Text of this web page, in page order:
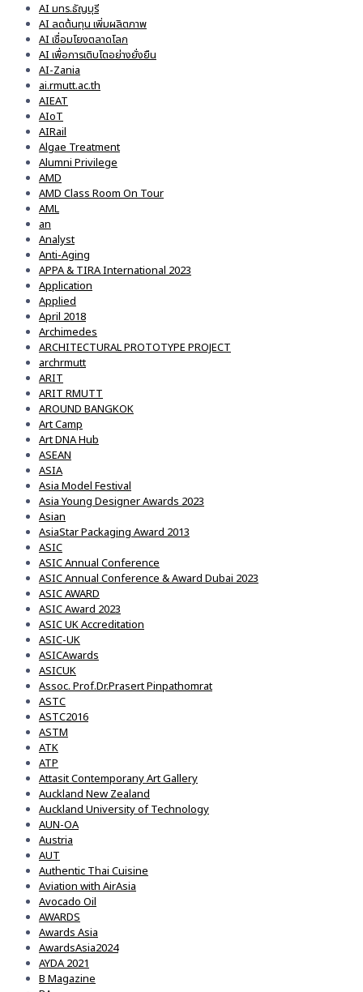
AI มทร.ธัญบุรี
AI ลดต้นทุน เพิ่มผลิตภาพ
AI เชื่อมโยงตลาดโลก
AI เพื่อการเติบโตอย่างยั่งยืน
AI-Zania
ai.rmutt.ac.th
AIEAT
AIoT
AIRail
Algae Treatment
Alumni Privilege
AMD
AMD Class Room On Tour
AML
an
Analyst
Anti-Aging
APPA & TIRA International 2023
Application
Applied
April 2018
Archimedes
ARCHITECTURAL PROTOTYPE PROJECT
archrmutt
ARIT
ARIT RMUTT
AROUND BANGKOK
Art Camp
Art DNA Hub
ASEAN
ASIA
Asia Model Festival
Asia Young Designer Awards 2023
Asian
AsiaStar Packaging Award 2013
ASIC
ASIC Annual Conference
ASIC Annual Conference & Award Dubai 2023
ASIC AWARD
ASIC Award 2023
ASIC UK Accreditation
ASIC-UK
ASICAwards
ASICUK
Assoc. Prof.Dr.Prasert Pinpathomrat
ASTC
ASTC2016
ASTM
ATK
ATP
Attasit Contemporany Art Gallery
Auckland New Zealand
Auckland University of Technology
AUN-OA
Austria
AUT
Authentic Thai Cuisine
Aviation with AirAsia
Avocado Oil
AWARDS
Awards Asia
AwardsAsia2024
AYDA 2021
B Magazine